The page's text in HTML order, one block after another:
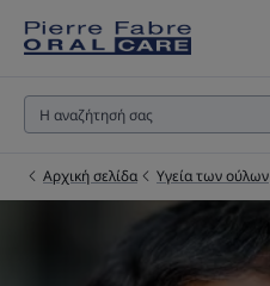
Αρχική σελίδα Υγεία των ούλων